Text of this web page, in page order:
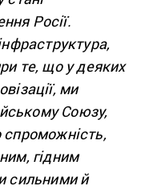
Росії.
те, що у деяких
ми
Союзу,
спроможність,
гідним
сильними й